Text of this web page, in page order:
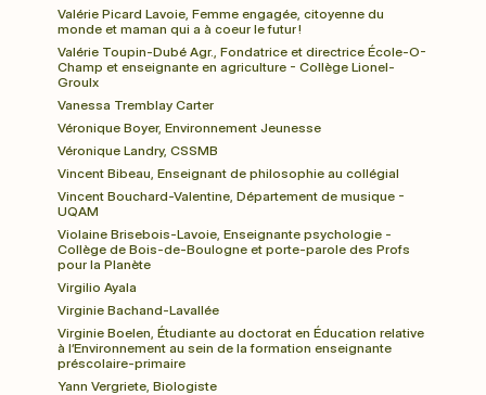
Valérie Picard Lavoie, Femme engagée, citoyenne du
monde et maman qui a à coeur le futur !
Valérie Toupin-Dubé Agr., Fondatrice et directrice École-O-
Champ et enseignante en agriculture - Collège Lionel-
Groulx
Vanessa Tremblay Carter
Véronique Boyer, Environnement Jeunesse
Véronique Landry, CSSMB
Vincent Bibeau, Enseignant de philosophie au collégial
Vincent Bouchard-Valentine, Département de musique -
UQAM
Violaine Brisebois-Lavoie, Enseignante psychologie -
Collège de Bois-de-Boulogne et porte-parole des Profs
pour la Planète
Virgilio Ayala
Virginie Bachand-Lavallée
Virginie Boelen, Étudiante au doctorat en Éducation relative
à l’Environnement au sein de la formation enseignante
préscolaire-primaire
Yann Vergriete, Biologiste